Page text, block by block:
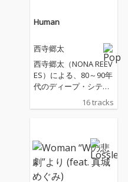
Human
西寺郷太
西寺郷太（NONA REEV
ES）による、80～90年
代のディープ・シティ
ポップ＝歌謡曲／ニュ
ー・ミュージックに向
ム『Human』が完成！
テレビやラジオ、テレ
ビアニメ、スナック、
カラオケなど、 昭和と
16 tracks